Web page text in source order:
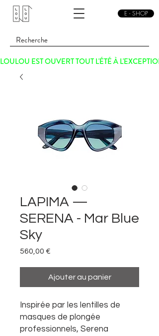
E - SHOP
LOULOU EST OUVERT TOUT L'ÉTÉ À
LAPIMA —
SERENA - Mar Blue
Sky
560,00 €
Ajouter au panier
Inspirée par les lentilles de
masques de plongée
professionnels, Serena